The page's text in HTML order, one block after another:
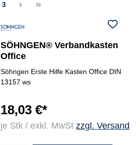
3 > >>
SÖHNGEN® Verbandkasten
Office
Söhngen Erste Hilfe Kasten Office DIN
13157 ws
18,03 €*
je Stk / exkl. MwStzzgl. Versand